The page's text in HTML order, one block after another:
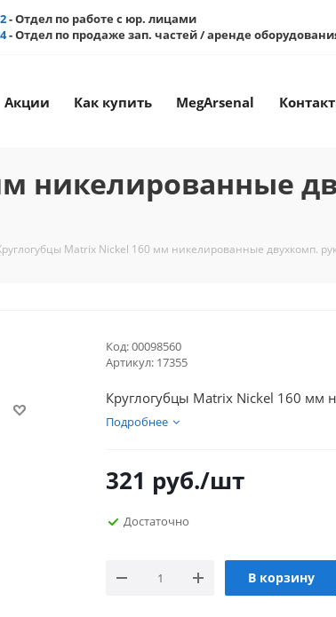
- Отдел по работе с юр. лицами
- Отдел по продаже зап. частей / аренде
Акции Как купить MegArsenal
никелированные
Matrix Nickel 160 мм никелированные двухкомп.
Код:00098560
Артикул: 17355
Круглогубцы Matrix Nickel 160 мм
Подробнее
321 руб./шт
Достаточно
В корзину